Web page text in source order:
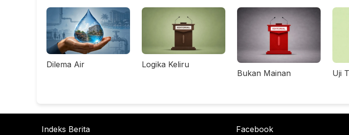
Dilema Air
Logika Keliru
Bukan Mainan
Uji
Indeks Berita
Facebook